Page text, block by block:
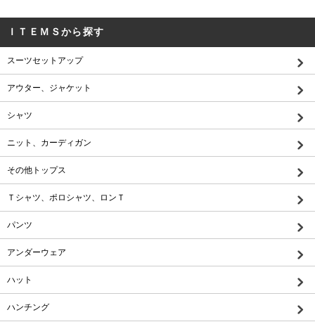
ＩＴＥＭＳから探す
スーツセットアップ
アウター、ジャケット
シャツ
ニット、カーディガン
その他トップス
Ｔシャツ、ポロシャツ、ロンＴ
パンツ
アンダーウェア
ハット
ハンチング